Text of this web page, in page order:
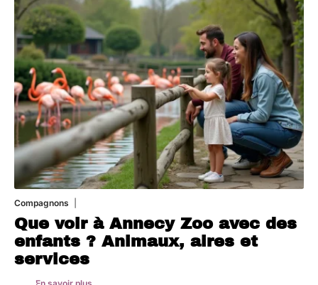
Compagnons
Que voir à Annecy Zoo avec des
enfants ? Animaux, aires et
services